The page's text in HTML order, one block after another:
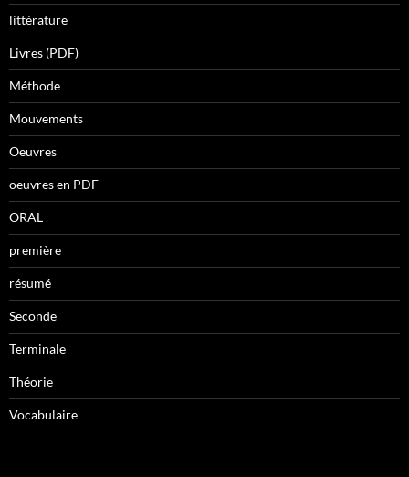
littérature
Livres (PDF)
Méthode
Mouvements
Oeuvres
oeuvres en PDF
ORAL
première
résumé
Seconde
Terminale
Théorie
Vocabulaire